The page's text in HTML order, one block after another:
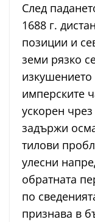
След
1688 г.
позиции и
земи рязко
изкушението
имперските
ускорен
задържи
тилови
улесни
обратната
по
признава в